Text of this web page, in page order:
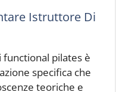
Istruttore Di
pilates è
specifica che
teoriche e